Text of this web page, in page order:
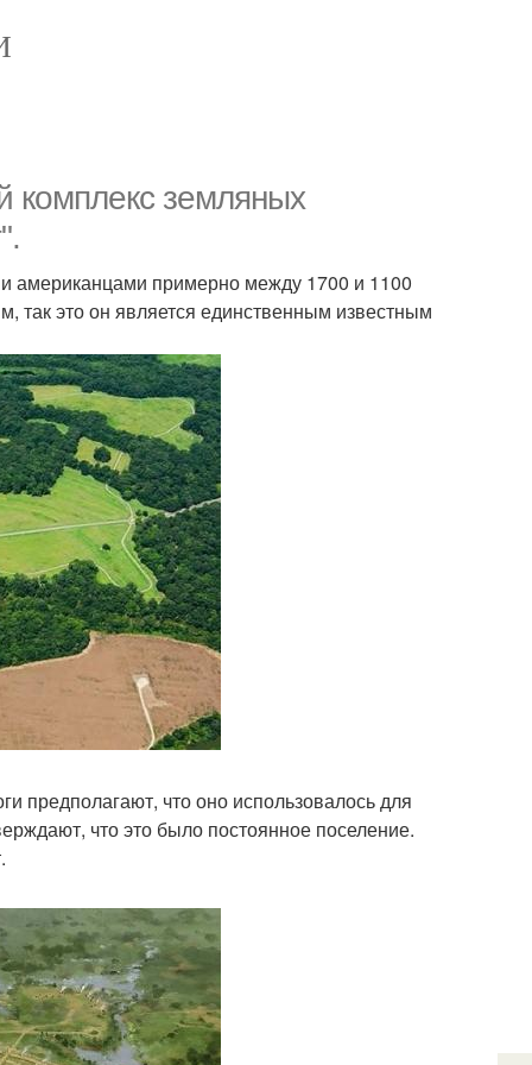
комплекс земляных
американцами примерно между 1700 и 1100
так это он является единственным известным
предполагают, что оно использовалось для
что это было постоянное поселение.